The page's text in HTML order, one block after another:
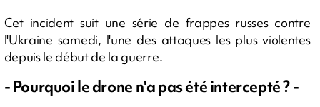
Cet incident suit une série de frappes russes contre
l'Ukraine samedi, l'une des attaques les plus violentes
depuis le début de la guerre.
- Pourquoi le drone n'a pas été intercepté ? -